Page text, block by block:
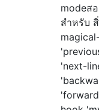
modeส
สำหรับ
'next-